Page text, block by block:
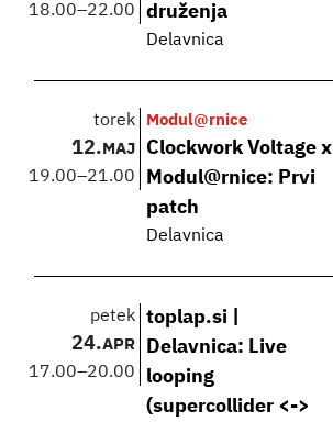
18.00–22.00
druženja
Delavnica
torek
12. MAJ
19.00–21.00
Modul@rnice
Clockwork Voltage x
Modul@rnice: Prvi
patch
Delavnica
petek
24.APR
17.00–20.00
toplap.si |
Delavnica: Live
looping
(supercollider <->